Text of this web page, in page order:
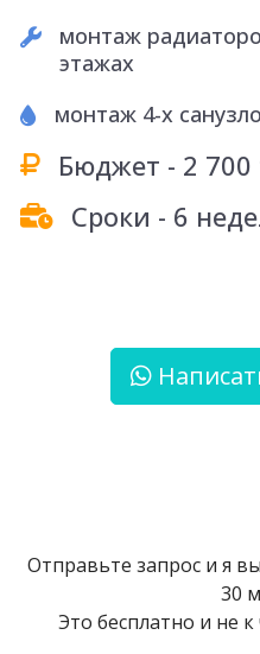
монтаж
этажах
монтаж 4-х
Бюджет - 2 700
Сроки - 6
Отправьте запрос и я
30
Это бесплатно и не